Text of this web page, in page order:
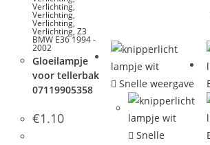
Verlichting,
Verlichting,
Verlichting,
Verlichting,Z3
BMW E36 1994 -
2002
Gloeilampje
voor tellerbak
07119905358
€1.10
Snelle weergave
Snelle